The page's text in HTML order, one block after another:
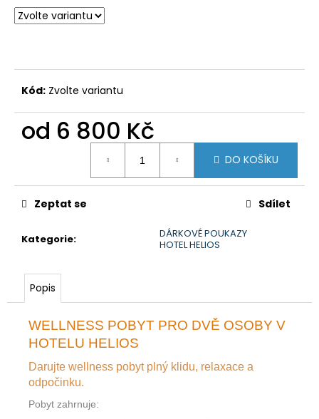
Kód: Zvolte variantu
od 6 800 Kč
DO KOŠÍKU
Kategorie:
DÁRKOVÉ POUKAZY
HOTEL HELIOS
Zeptat se Sdílet
Popis
WELLNESS POBYT PRO DVĚ OSOBY V
HOTELU HELIOS
Darujte wellness pobyt plný klidu, relaxace a
odpočinku.
Pobyt zahrnuje: